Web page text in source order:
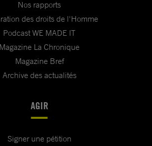
Nos rapports
des droits de l'Homme
Podcast WE MADE IT
Magazine La Chronique
Magazine Bref
Archive des actualités
AGIR
Signer une pétition